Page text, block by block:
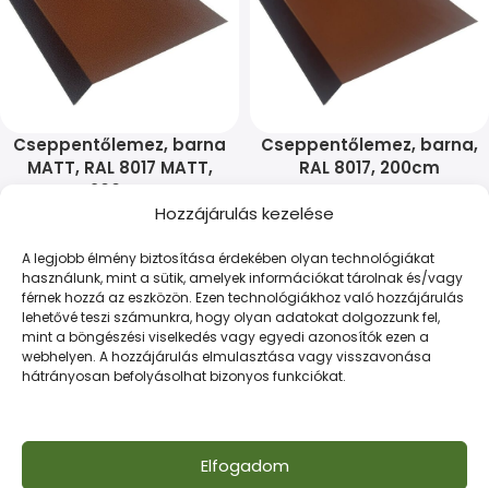
Hozzájárulás kezelése
A legjobb élmény biztosítása érdekében olyan technológiákat
használunk, mint a sütik, amelyek információkat tárolnak és/vagy
férnek hozzá az eszközön. Ezen technológiákhoz való hozzájárulás
lehetővé teszi számunkra, hogy olyan adatokat dolgozzunk fel,
mint a böngészési viselkedés vagy egyedi azonosítók ezen a
webhelyen. A hozzájárulás elmulasztása vagy visszavonása
hátrányosan befolyásolhat bizonyos funkciókat.
Elfogadom
Cseppentőlemez, barna
MATT, RAL 8017 MATT,
200cm
Cseppentőlemez
3.175Ft
Kosárba Teszem
Cseppentőlemez, barna,
RAL 8017, 200cm
Bádogos lemezek
3.810Ft 3.175Ft
Kosárba Teszem
-17% AKCIÓ -17% AKCIÓ